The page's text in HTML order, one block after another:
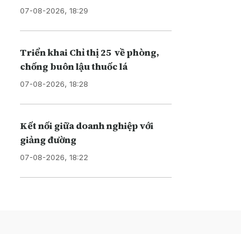
07-08-2026, 18:29
Triển khai Chỉ thị 25 về phòng,
chống buôn lậu thuốc lá
07-08-2026, 18:28
Kết nối giữa doanh nghiệp với
giảng đường
07-08-2026, 18:22